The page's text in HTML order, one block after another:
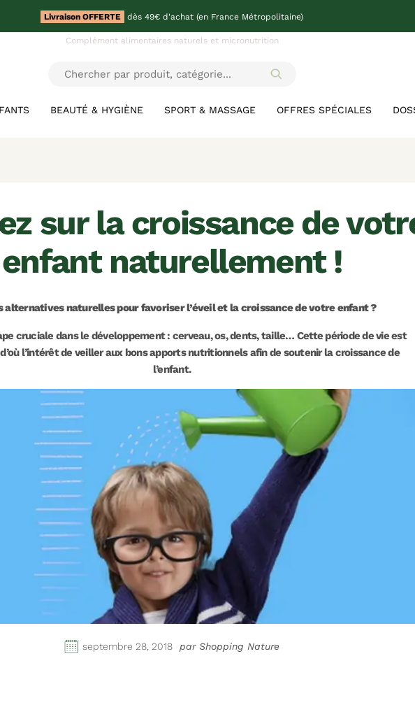
Livraison OFFERTE dès 49€ d'achat (en France Métropolitaine)
Complément alimentaires naturels et micronutrition
BEAUTÉ & HYGIÈNE SPORT & MASSAGE OFFRES SPÉCIALES
enfant naturellement !
alternatives naturelles pour favoriser l’éveil et la croissance de votre enfant ?
cruciale dans le développement : cerveau, os, dents, taille… Cette période de vie est
l’intérêt de veiller aux bons apports nutritionnels afin de soutenir la croissance de
l’enfant.
septembre 28, 2018 par Shopping Nature